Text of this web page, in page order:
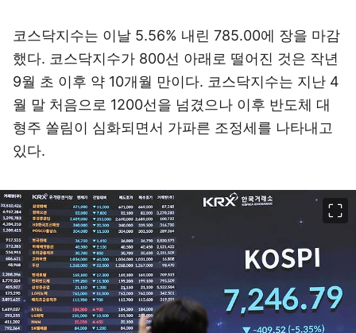
코스닥지수는 이날 5.56% 내린 785.00에 장을 마감
했다. 코스닥지수가 800선 아래로 떨어진 것은 작년
9월 초 이후 약 10개월 만이다. 코스닥지수는 지난 4
월 말 처음으로 1200선을 넘겼으나 이후 반도체 대
형주 쏠림이 심화되면서 가파른 조정세를 나타내고
있다.